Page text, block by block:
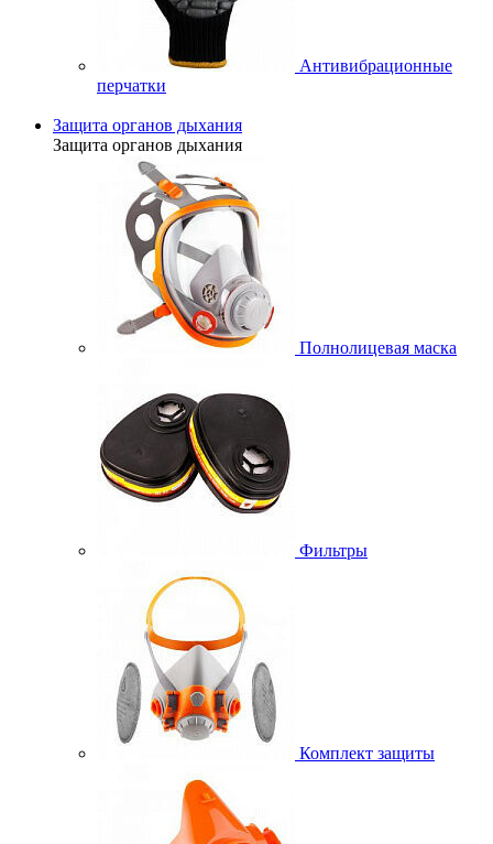
Антивибрационные
перчатки
Защита органов дыхания
Защита органов дыхания
Полнолицевая маска
Фильтры
Комплект защиты